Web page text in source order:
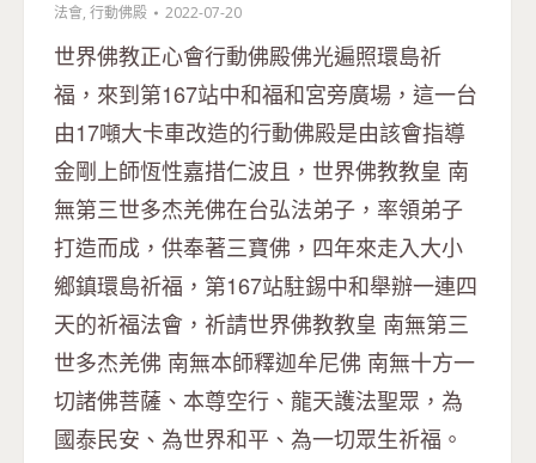
法會, 行動佛殿 2022-07-20
世界佛教正心會行動佛殿佛光遍照環島祈
福，來到第167站中和福和宮旁廣場，這一台
由17噸大卡車改造的行動佛殿是由該會指導
金剛上師恆性嘉措仁波且，世界佛教教皇 南
無第三世多杰羌佛在台弘法弟子，率領弟子
打造而成，供奉著三寶佛，四年來走入大小
鄉鎮環島祈福，第167站駐錫中和舉辦一連四
天的祈福法會，祈請世界佛教教皇 南無第三
世多杰羌佛 南無本師釋迦牟尼佛 南無十方一
切諸佛菩薩、本尊空行、龍天護法聖眾，為
國泰民安、為世界和平、為一切眾生祈福。